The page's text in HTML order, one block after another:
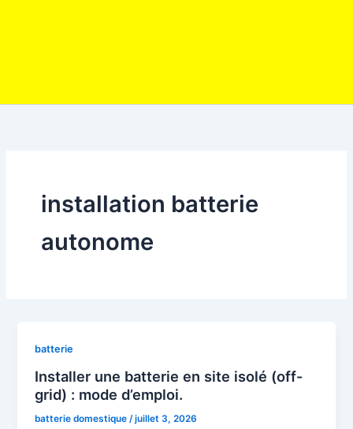
installation batterie
autonome
batterie
Installer une batterie en site isolé (off-
grid) : mode d’emploi.
batterie domestique /juillet 3, 2026